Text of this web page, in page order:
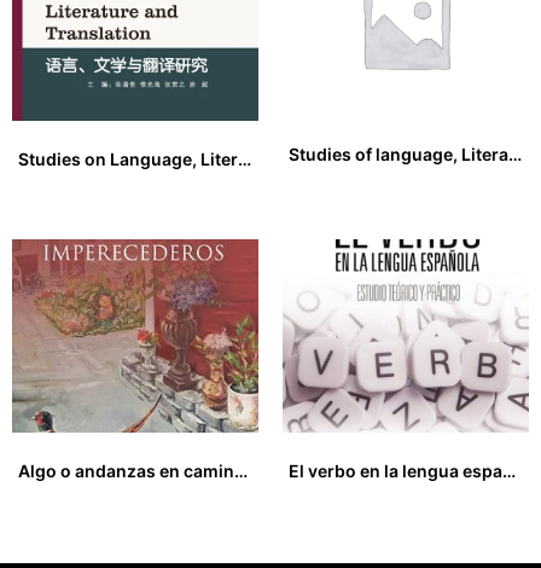
Studies on Language, Literature and Translation
Studies of language, Literature and Translation. Vol 4
Algo o andanzas en caminos imperecederos
El verbo en la lengua española